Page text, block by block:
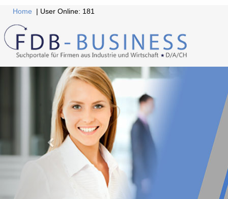
Home | User Online: 181